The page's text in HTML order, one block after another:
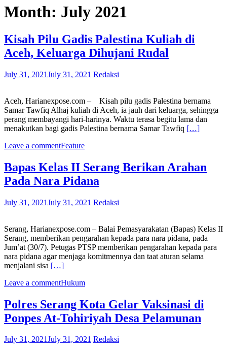
Month: July 2021
Kisah Pilu Gadis Palestina Kuliah di
Aceh, Keluarga Dihujani Rudal
July 31, 2021July 31, 2021 Redaksi
Aceh, Harianexpose.com – Kisah pilu gadis Palestina bernama
Samar Tawfiq Alhaj kuliah di Aceh, ia jauh dari keluarga, sehingga
perang membayangi hari-harinya. Waktu terasa begitu lama dan
menakutkan bagi gadis Palestina bernama Samar Tawfiq […]
Leave a commentFeature
Bapas Kelas II Serang Berikan Arahan
Pada Nara Pidana
July 31, 2021July 31, 2021 Redaksi
Serang, Harianexpose.com – Balai Pemasyarakatan (Bapas) Kelas II
Serang, memberikan pengarahan kepada para nara pidana, pada
Jum’at (30/7). Petugas PTSP memberikan pengarahan kepada para
nara pidana agar menjaga komitmennya dan taat aturan selama
menjalani sisa […]
Leave a commentHukum
Polres Serang Kota Gelar Vaksinasi di
Ponpes At-Tohiriyah Desa Pelamunan
July 31, 2021July 31, 2021 Redaksi